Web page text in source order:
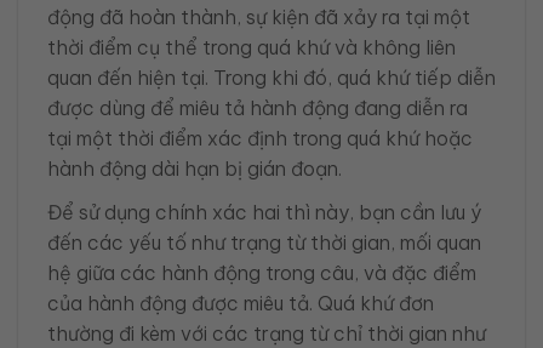
động đã hoàn thành, sự kiện đã xảy ra tại một
thời điểm cụ thể trong quá khứ và không liên
quan đến hiện tại. Trong khi đó, quá khứ tiếp diễn
được dùng để miêu tả hành động đang diễn ra
tại một thời điểm xác định trong quá khứ hoặc
hành động dài hạn bị gián đoạn.
Để sử dụng chính xác hai thì này, bạn cần lưu ý
đến các yếu tố như trạng từ thời gian, mối quan
hệ giữa các hành động trong câu, và đặc điểm
của hành động được miêu tả. Quá khứ đơn
thường đi kèm với các trạng từ chỉ thời gian như